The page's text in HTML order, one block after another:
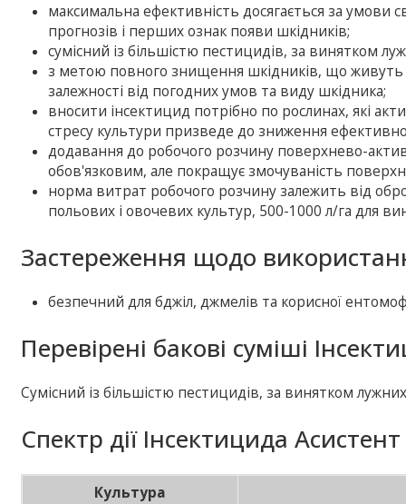
максимальна ефективність досягається за умови
прогнозів і перших ознак появи шкідників;
сумісний із більшістю пестицидів, за винятком
з метою повного знищення шкідників, що живуть
залежності від погодних умов та виду шкідника;
вносити інсектицид потрібно по рослинах, які
стресу культури призведе до зниження
додавання до робочого розчину поверхнево-
обов'язковим, але покращує змочуваність
норма витрат робочого розчину залежить від
польових і овочевих культур, 500-1000 л/га для
Застереження щодо
безпечний для бджіл, джмелів та корисної
Перевірені бакові суміші
Сумісний із більшістю пестицидів, за винятком
Спектр дії Інсектицида
Культура